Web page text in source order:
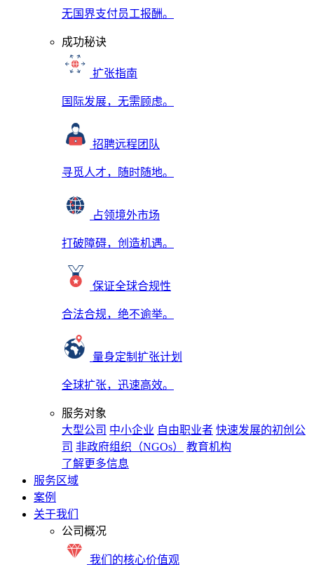
无国界支付员工报酬。
成功秘诀
扩张指南
国际发展，无需顾虑。
招聘远程团队
寻觅人才，随时随地。
占领境外市场
打破障碍，创造机遇。
保证全球合规性
合法合规，绝不逾举。
量身定制扩张计划
全球扩张，迅速高效。
服务对象
大型公司 中小企业 自由职业者 快速发展的初创公
司 非政府组织（NGOs）
教育机构
了解更多信息
服务区域
案例
关于我们
公司概况
我们的核心价值观